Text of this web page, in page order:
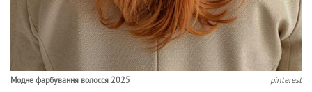
Модне фарбування волосся 2025 pinterest